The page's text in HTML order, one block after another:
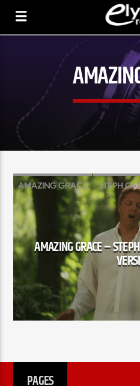
RADIO
POSITIVE ET
TITRE
ARTISTE
AMAZING GRACE STEPH
AMAZING GRACE –
PAGES